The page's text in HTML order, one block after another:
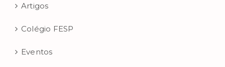
Artigos
Colégio FESP
Eventos